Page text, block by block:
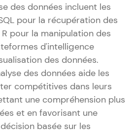
des données incluent les
pour la récupération des
pour la manipulation des
d'intelligence
des données.
des données aide les
compétitives dans leurs
une compréhension plus
et en favorisant une
basée sur les